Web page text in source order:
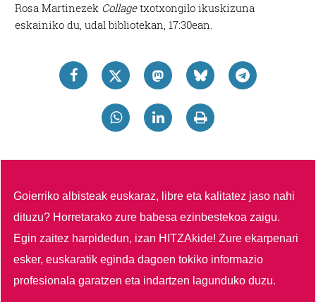
Rosa Martinezek Collagetxotxongilo ikuskizuna
eskainiko du, udal bibliotekan, 17:30ean.
Goierriko albisteak euskaraz, libre eta kalitatez jaso nahi
dituzu? Horretarako zure babesa ezinbestekoa zaigu.
Egin zaitez harpidedun, izan HITZAkide!Zure ekarpenari
esker, euskaratik eginda dagoen tokiko informazio
profesionala garatzen eta indartzen lagunduko duzu.